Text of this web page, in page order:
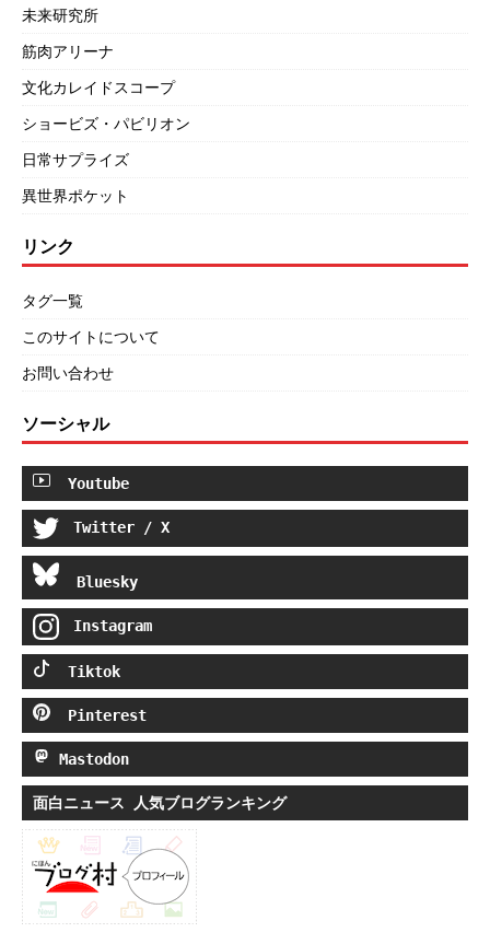
未来研究所
筋肉アリーナ
文化カレイドスコープ
ショービズ・パビリオン
日常サプライズ
異世界ポケット
リンク
タグ一覧
このサイトについて
お問い合わせ
ソーシャル
Youtube
Twitter / X
Bluesky
Instagram
Tiktok
Pinterest
Mastodon
面白ニュース 人気ブログランキング